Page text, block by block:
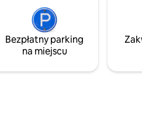
Bezpłatny parking
na miejscu